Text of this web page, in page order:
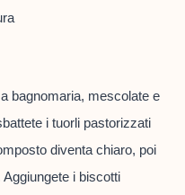
bagnomaria, mescolate e
i tuorli pastorizzati
diventa chiaro, poi
i biscotti